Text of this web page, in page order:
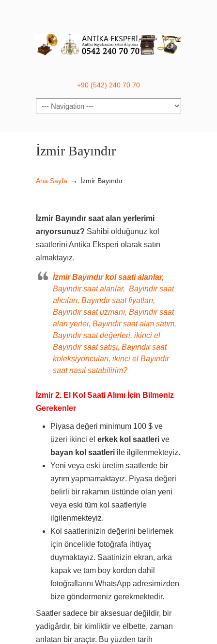
+90 (542) 240 70 70
Navigation
İzmir Bayındır
Ana Sayfa → İzmir Bayındır
İzmir Bayındır saat alan yerlerimi
arıyorsunuz? Sahibi olduğunuz kol
saatlerini Antika Eksperi olarak satın
almaktayız.
İzmir Bayındır kol saati alanlar,
Bayındır saat alanlar, Bayındır saat
alıcıları, Bayındır saat fiyatları,
Bayındır saat uzmanı, Bayındır saat
alan yerler, Bayındır saat alım satım,
Bayındır saat değerleri, ikinci el
Bayındır saat satışı, Bayındır saat
koleksiyoncuları, ikinci el Bayındır
saat nasıl satabilirim?
İzmir 2. El Kol Saati Alımı İçin Bilmeniz
Gerekenler
Piyasa değeri minimum 100 $ ve
üzeri ikinci el erkek kol saatleri ve
bayan kol saatleri ile ilgilenmekteyiz.
Yeni veya eski üretim saatlerde bir
ayrım yapmamaktayız. Piyasa değeri
belirli bir rakamın üstünde olan yeni
veya eski tüm kol saatleriyle
ilgilenmekteyiz.
Kol saatlerinizin değerini belirlemek
için öncelikle fotoğrafa ihtiyaç
duymaktayız. Saatinizin ekran, arka
kapak ve tam boy kordon dahil
fotoğraflarını WhatsApp adresimizden
bize göndermeniz gerekmektedir.
Saatler sadece bir aksesuar değildir, bir
yadigârdır, bir kimliktir ve elbette, zaman
anlatan bir araçtır. Bu yüzden tarih